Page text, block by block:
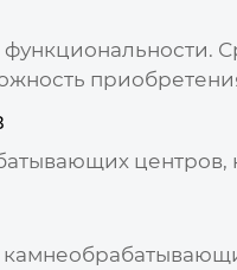
функциональности.
центров,